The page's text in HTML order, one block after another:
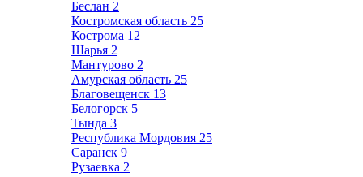
Беслан 2
Костромская область 25
Кострома 12
Шарья 2
Мантурово 2
Амурская область 25
Благовещенск 13
Белогорск 5
Тында 3
Республика Мордовия 25
Саранск 9
Рузаевка 2